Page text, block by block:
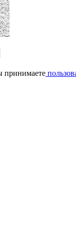
принимаете